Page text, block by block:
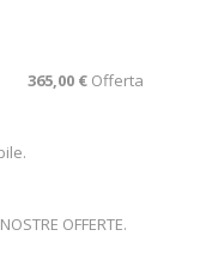
365,00 € Offerta
OFFERTE.